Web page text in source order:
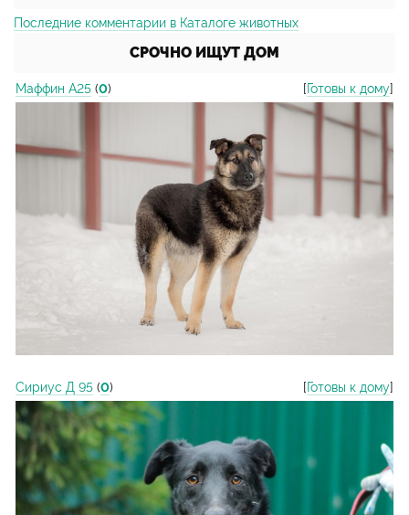
Последние комментарии в Каталоге животных
СРОЧНО ИЩУТ ДОМ
Маффин А25 (0) [Готовы к дому]
Сириус Д 95 (0) [Готовы к дому]